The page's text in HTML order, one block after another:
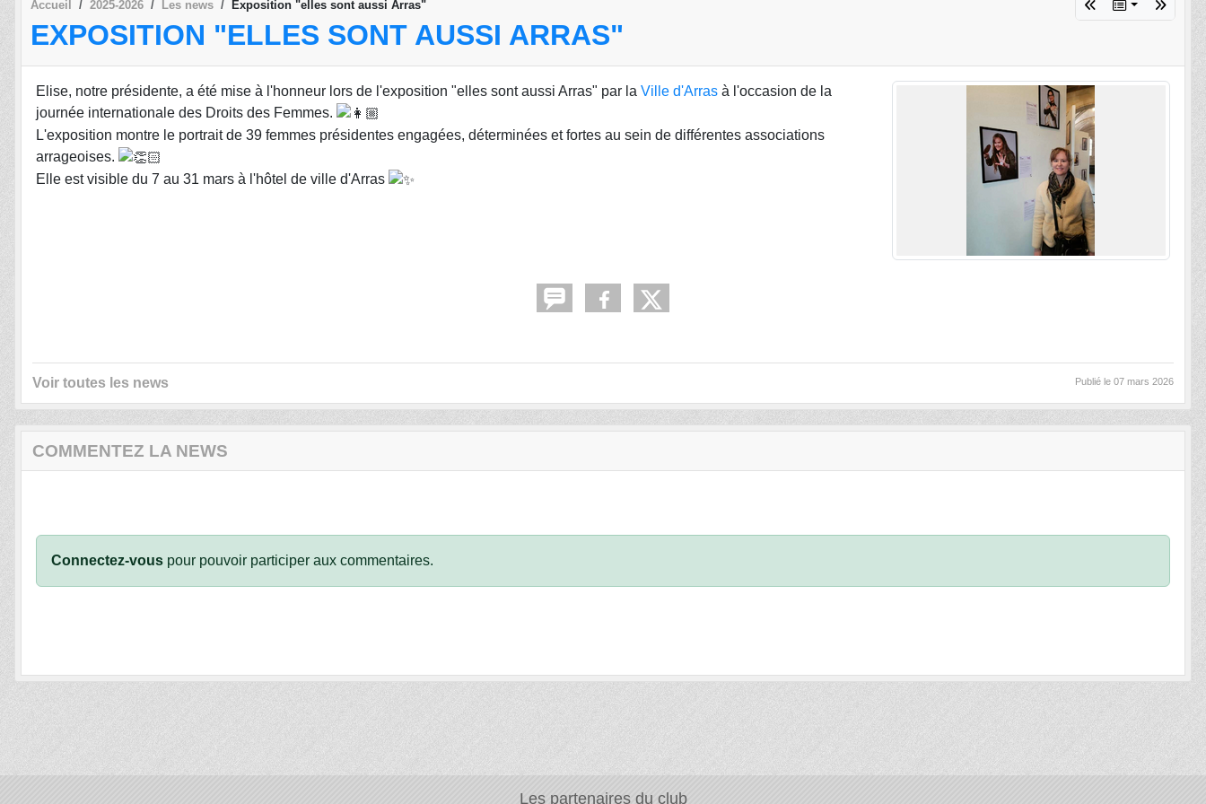
Accueil 2025-2026 Les news Exposition "elles sont aussi Arras"
EXPOSITION "ELLES SONT AUSSI ARRAS"
Elise, notre présidente, a été mise à l'honneur lors de l'exposition "elles sont aussi Arras" par la Ville d'Arras à l'occasion de la
journée internationale des Droits des Femmes.
L'exposition montre le portrait de 39 femmes présidentes engagées, déterminées et fortes au sein de différentes associations
arrageoises.
Elle est visible du 7 au 31 mars à l'hôtel de ville d'Arras
Voir toutes les news Publié le 07 mars 2026
COMMENTEZ LA NEWS
Connectez-vous pour pouvoir participer aux commentaires.
Les partenaires du club